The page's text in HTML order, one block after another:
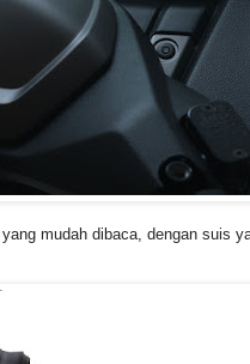
mudah dibaca, dengan suis